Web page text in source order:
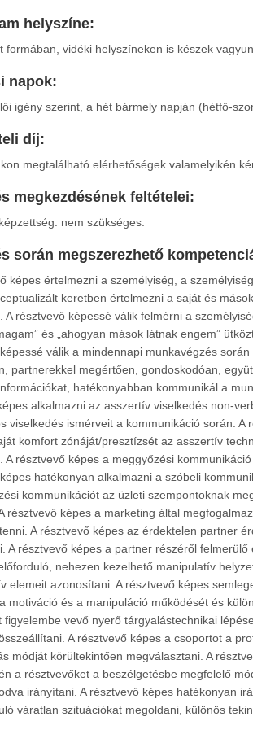
helyszíne:
formában, vidéki helyszíneken is készek
napok:
igény szerint, a hét bármely napján (hétfő-
díj:
megtalálható elérhetőségek valamelyikén
megkezdésének feltételei:
nem szükséges.
során megszerezhető
képes értelmezni a személyiség, a
keretben értelmezni a saját és
A résztvevő képessé válik felmérni a
és „ahogyan mások látnak engem”
válik a mindennapi munkavégzés
partnerekkel megértően, gondoskodóan,
hatékonyabban kommunikál a
alkalmazni az asszertív viselkedés non-
viselkedés ismérveit a kommunikáció során.
komfort zónáját/presztízsét az asszertív
A résztvevő képes a meggyőzési
hatékonyan alkalmazni a szóbeli
kommunikációt az üzleti szempontoknak
résztvevő képes a marketing által
A résztvevő képes az érdektelen partner
A résztvevő képes a partner részéről
nehezen kezelhető manipulatív
elemeit azonosítani. A résztvevő képes
motiváció és a manipuláció működését és
figyelembe vevő nyerő tárgyalástechnikai
A résztvevő képes a csoportot a
módját körültekintően megválasztani. A
a résztvevőket a beszélgetésbe megfelelő
irányítani. A résztvevő képes hatékonyan
váratlan szituációkat megoldani, különös